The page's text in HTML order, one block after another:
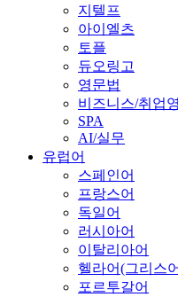
지텔프
아이엘츠
토플
듀오링고
영문법
비즈니스/취업
SPA
AI/실무
유럽어
스페인어
프랑스어
독일어
러시아어
이탈리아어
헬라어(그리스
포르투갈어